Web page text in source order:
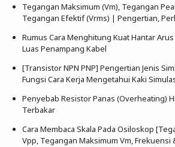
Tegangan Maksimum (Vm), Tegangan
Tegangan Efektif (Vrms) | Pengertian,
Rumus Cara Menghitung Kuat Hantar
Luas Penampang Kabel
[Transistor NPN PNP] Pengertian Jenis
Fungsi Cara Kerja Mengetahui Kaki
Penyebab Resistor Panas (Overheating)
Terbakar
Cara Membaca Skala Pada Osiloskop
Vpp, Tegangan Maksimum Vm, Frekuensi